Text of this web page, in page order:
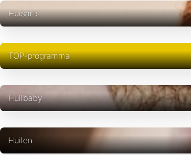
Huisarts
TOP-programma
Huilbaby
Huilen